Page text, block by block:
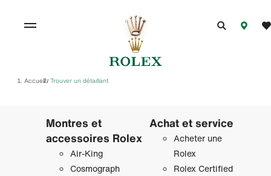
Accueil/ Trouver un détaillant
Montres et
accessoires Rolex
Air‑King
Cosmograph
Achat et service
Acheter une
Rolex
Rolex Certified